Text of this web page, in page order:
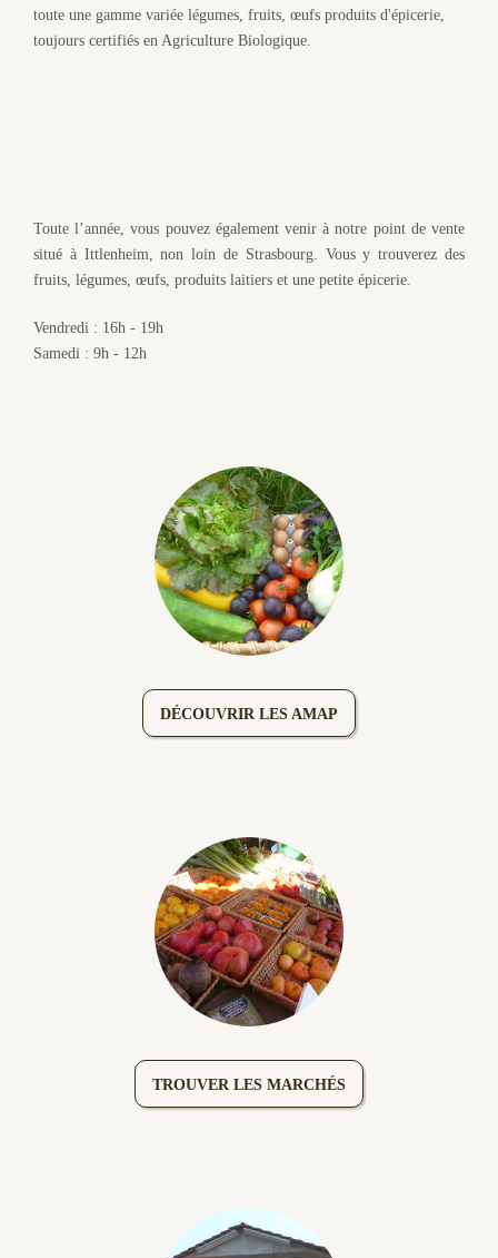
toute une gamme variée légumes, fruits, œufs produits d'épicerie,
toujours certifiés en Agriculture Biologique.
Toute l’année, vous pouvez également venir à notre point de vente
situé à Ittlenheim, non loin de Strasbourg. Vous y trouverez des
fruits, légumes, œufs, produits laitiers et une petite épicerie.
Vendredi : 16h - 19h
Samedi : 9h - 12h
DÉCOUVRIR LES AMAP
TROUVER LES MARCHÉS